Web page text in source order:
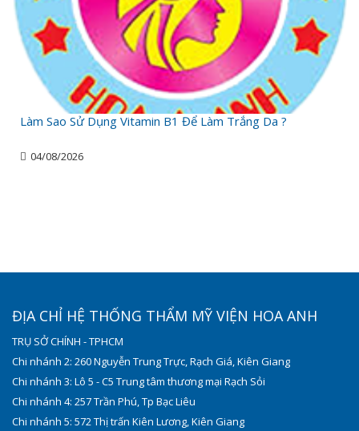
Làm Sao Sử Dụng Vitamin B1 Để Làm Trắng Da ?
04/08/2026
ĐỊA CHỈ HỆ THỐNG THẨM MỸ VIỆN HOA ANH
TRỤ SỞ CHÍNH - TPHCM
Chi nhánh 2: 260 Nguyễn Trung Trực, Rạch Giá, Kiên Giang
Chi nhánh 3: Lô 5 - C5 Trung tâm thương mại Rạch Sỏi
Chi nhánh 4: 257 Trần Phú, Tp Bạc Liêu
Chi nhánh 5: 572 Thị trấn Kiên Lương, Kiên Giang